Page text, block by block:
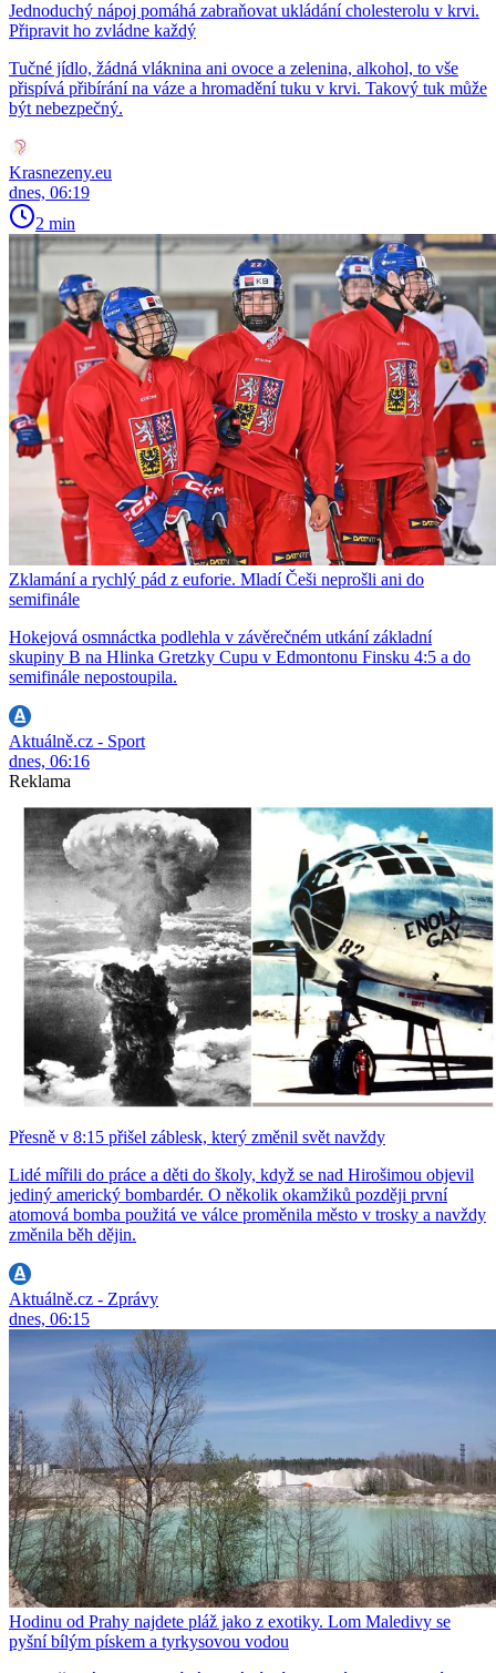
Jednoduchý nápoj pomáhá zabraňovat ukládání cholesterolu v krvi.
Připravit ho zvládne každý
Tučné jídlo, žádná vláknina ani ovoce a zelenina, alkohol, to vše
přispívá přibírání na váze a hromadění tuku v krvi. Takový tuk může
být nebezpečný.
Krasnezeny.eu
dnes, 06:19
2 min
Zklamání a rychlý pád z euforie. Mladí Češi neprošli ani do
semifinále
Hokejová osmnáctka podlehla v závěrečném utkání základní
skupiny B na Hlinka Gretzky Cupu v Edmontonu Finsku 4:5 a do
semifinále nepostoupila.
Aktuálně.cz - Sport
dnes, 06:16
Reklama
Přesně v 8:15 přišel záblesk, který změnil svět navždy
Lidé mířili do práce a děti do školy, když se nad Hirošimou objevil
jediný americký bombardér. O několik okamžiků později první
atomová bomba použitá ve válce proměnila město v trosky a navždy
změnila běh dějin.
Aktuálně.cz - Zprávy
dnes, 06:15
Hodinu od Prahy najdete pláž jako z exotiky. Lom Maledivy se
pyšní bílým pískem a tyrkysovou vodou